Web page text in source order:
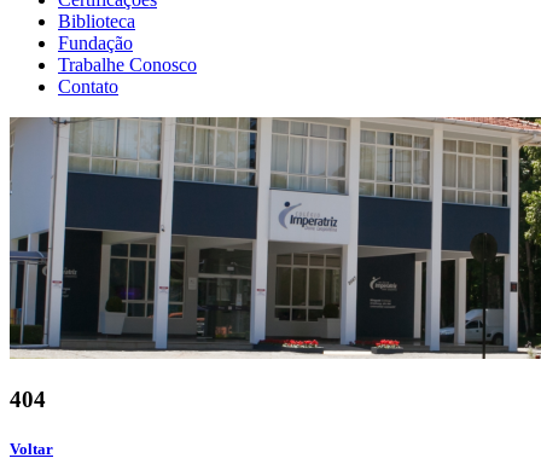
Biblioteca
Fundação
Trabalhe Conosco
Contato
404
Voltar